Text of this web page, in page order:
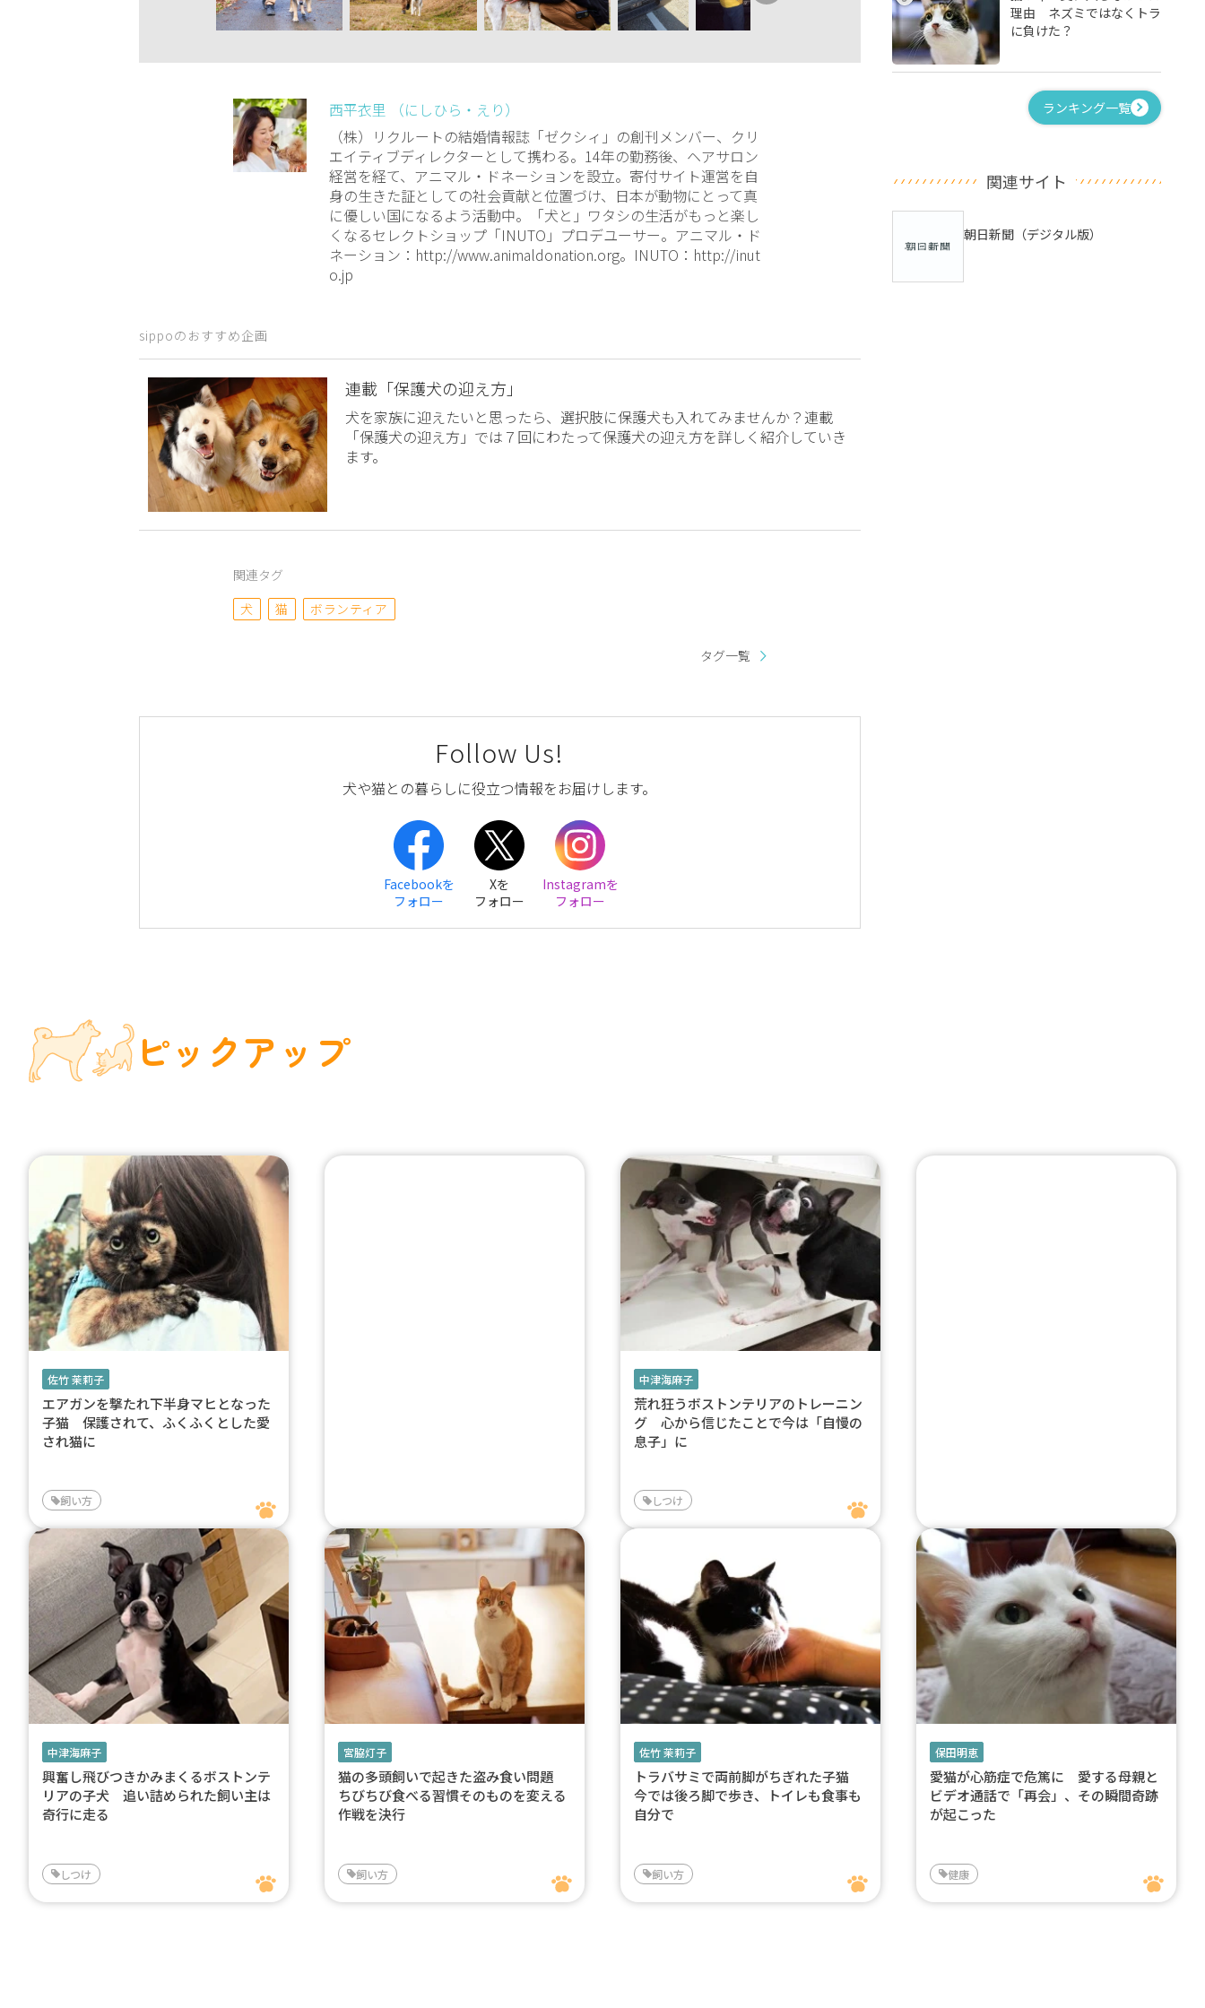
西平衣里 （にしひら・えり）
（株）リクルートの結婚情報誌「ゼクシィ」の創刊メンバー、クリ
エイティブディレクターとして携わる。14年の勤務後、ヘアサロン
経営を経て、アニマル・ドネーションを設立。寄付サイト運営を自
身の生きた証としての社会貢献と位置づけ、日本が動物にとって真
に優しい国になるよう活動中。「犬と」ワタシの生活がもっと楽し
くなるセレクトショップ「INUTO」プロデユーサー。アニマル・ド
ネーション：http://www.animaldonation.org。INUTO：http://inut
o.jp
sippoのおすすめ企画
連載「保護犬の迎え方」
犬を家族に迎えたいと思ったら、選択肢に保護犬も入れてみませんか？連載
「保護犬の迎え方」では７回にわたって保護犬の迎え方を詳しく紹介していき
ます。
関連タグ
犬
猫 ボランティア
タグ一覧
Follow Us!
犬や猫との暮らしに役立つ情報をお届けします。
Facebookを
フォロー
Xを
フォロー
Instagramを
フォロー
理由 ネズミではなくトラ
に負けた？
ランキング一覧
関連サイト
朝日新聞（デジタル版）
ピックアップ
佐竹 茉莉子
エアガンを撃たれ下半身マヒとなった
子猫 保護されて、ふくふくとした愛
され猫に
飼い方
中津海麻子
荒れ狂うボストンテリアのトレーニン
グ 心から信じたことで今は「自慢の
息子」に
しつけ
中津海麻子
興奮し飛びつきかみまくるボストンテ
リアの子犬 追い詰められた飼い主は
奇行に走る
しつけ
宮脇灯子
猫の多頭飼いで起きた盗み食い問題
ちびちび食べる習慣そのものを変える
作戦を決行
飼い方
佐竹 茉莉子
トラバサミで両前脚がちぎれた子猫
今では後ろ脚で歩き、トイレも食事も
自分で
飼い方
保田明恵
愛猫が心筋症で危篤に 愛する母親と
ビデオ通話で「再会」、その瞬間奇跡
が起こった
健康